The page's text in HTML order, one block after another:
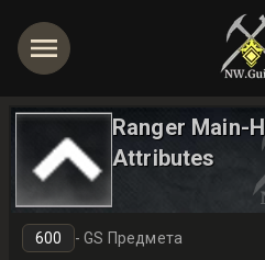
Ranger Main-
Attributes
-GS Предмета